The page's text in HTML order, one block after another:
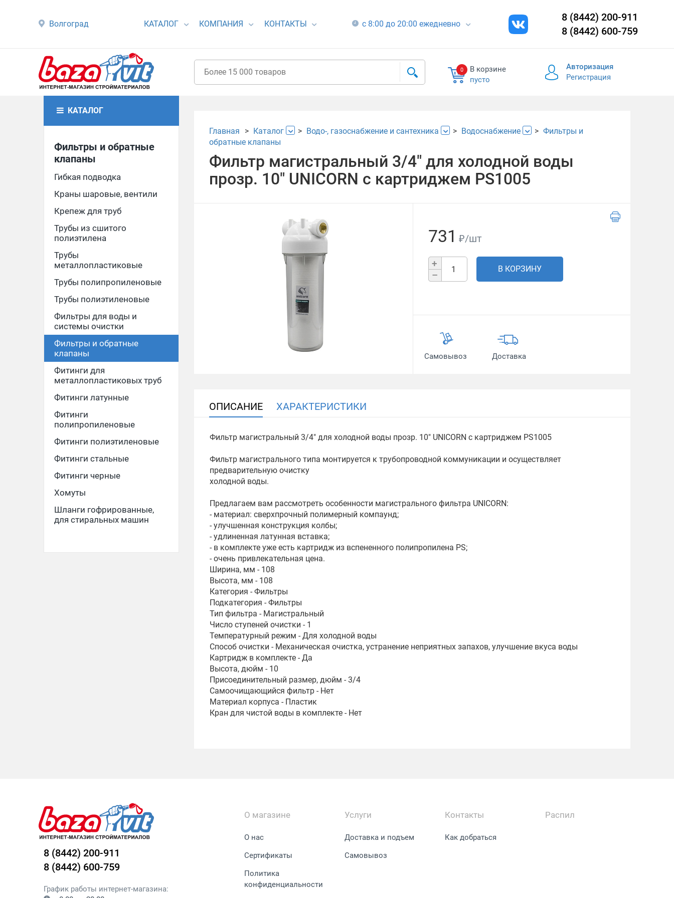
Волгоград КАТАЛОГ КОМПАНИЯ КОНТАКТЫ с 8:00 до 20:00 ежедневно
8 (8442) 200-911
8 (8442) 600-759
0
В корзине
пусто
Авторизация
Регистрация
КАТАЛОГ
Фильтры и обратные
клапаны
Гибкая подводка
Краны шаровые, вентили
Крепеж для труб
Трубы из сшитого
полиэтилена
Трубы
металлопластиковые
Трубы полипропиленовые
Трубы полиэтиленовые
Фильтры для воды и
системы очистки
Фильтры и обратные
клапаны
Фитинги для
металлопластиковых труб
Фитинги латунные
Фитинги
полипропиленовые
Фитинги полиэтиленовые
Фитинги стальные
Фитинги черные
Хомуты
Шланги гофрированные,
для стиральных машин
Главная Каталог Водо-, газоснабжение и сантехника Водоснабжение
Фильтры и
обратные клапаны
Фильтр магистральный 3/4" для холодной воды
прозр. 10" UNICORN с картриджем PS1005
731 ₽/шт
+
–
В КОРЗИНУ
Самовывоз Доставка
ОПИСАНИЕ ХАРАКТЕРИСТИКИ
Фильтр магистральный 3/4" для холодной воды прозр. 10" UNICORN с картриджем PS1005
Фильтр магистрального типа монтируется к трубопроводной коммуникации и осуществляет
предварительную очистку
холодной воды.
Предлагаем вам рассмотреть особенности магистрального фильтра UNICORN:
- материал: сверхпрочный полимерный компаунд;
- улучшенная конструкция колбы;
- удлиненная латунная вставка;
- в комплекте уже есть картридж из вспененного полипропилена PS;
- очень привлекательная цена.
Ширина, мм - 108
Высота, мм - 108
Категория - Фильтры
Подкатегория - Фильтры
Тип фильтра - Магистральный
Число ступеней очистки - 1
Температурный режим - Для холодной воды
Способ очистки - Механическая очистка, устранение неприятных запахов, улучшение вкуса воды
Картридж в комплекте - Да
Высота, дюйм - 10
Присоединительный размер, дюйм - 3/4
Самоочищающийся фильтр - Нет
Материал корпуса - Пластик
Кран для чистой воды в комплекте - Нет
8 (8442) 200-911
8 (8442) 600-759
График работы интернет-магазина:
О магазине
О нас
Сертификаты
Политика
конфиденциальности
Услуги
Доставка и подъем
Самовывоз
Контакты
Как добраться
Распил